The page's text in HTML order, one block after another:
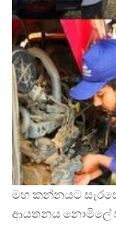
මහ කන්නයට
ආයතනය නොමිලේ